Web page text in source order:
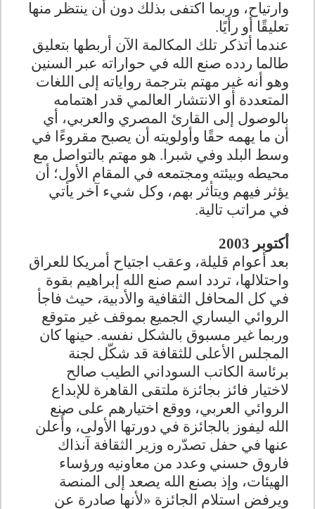
وارتياح، وربما اكتفى بذلك دون أن ينتظر منها
تعليقًا أو رأيًا.
عندما أتذكر تلك المكالمة الآن أربطها بتعليق
طالما ردده صنع الله في حواراته عبر السنين
وهو أنه غير مهتم بترجمة رواياته إلى اللغات
المتعددة أو الانتشار العالمي قدر اهتمامه
بالوصول إلى القارئ المصري والعربي، أي
أن ما يهمه حقًا وأولويته أن يصبح مقروءًا في
وسط البلد وفي شبرا. هو مهتم بالتواصل مع
محيطه وبيئته ومجتمعه في المقام الأول؛ أن
يؤثر فيهم ويتأثر بهم، وكل شيء آخر يأتي
في مراتب تالية.
أكتوبر 2003
بعد أعوام قليلة، وعقب اجتياح أمريكا للعراق
واحتلالها، تردد اسم صنع الله إبراهيم بقوة
في كل المحافل الثقافية والأدبية، حيث فاجأ
الروائي اليساري الجميع بموقف غير متوقع
وربما غير مسبوق بالشكل نفسه. حينها كان
المجلس الأعلى للثقافة قد شكّل لجنة
برئاسة الكاتب السوداني الطيب صالح
لاختيار فائز بجائزة ملتقى القاهرة للإبداع
الروائي العربي، ووقع اختيارهم على صنع
الله ليفوز بالجائزة في دورتها الأولى، وأُعلن
عنها في حفل تصدّره وزير الثقافة آنذاك
فاروق حسني وعدد من معاونيه ورؤساء
الهيئات، وإذ بصنع الله يصعد إلى المنصة
ويرفض استلام الجائزة «لأنها صادرة عن